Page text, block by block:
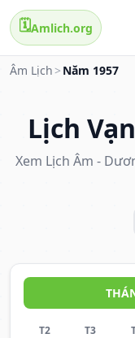
🗓️Amlich.org
Âm Lịch > Năm 1957
Lịch
Xem Lịch Âm -
T2 T3